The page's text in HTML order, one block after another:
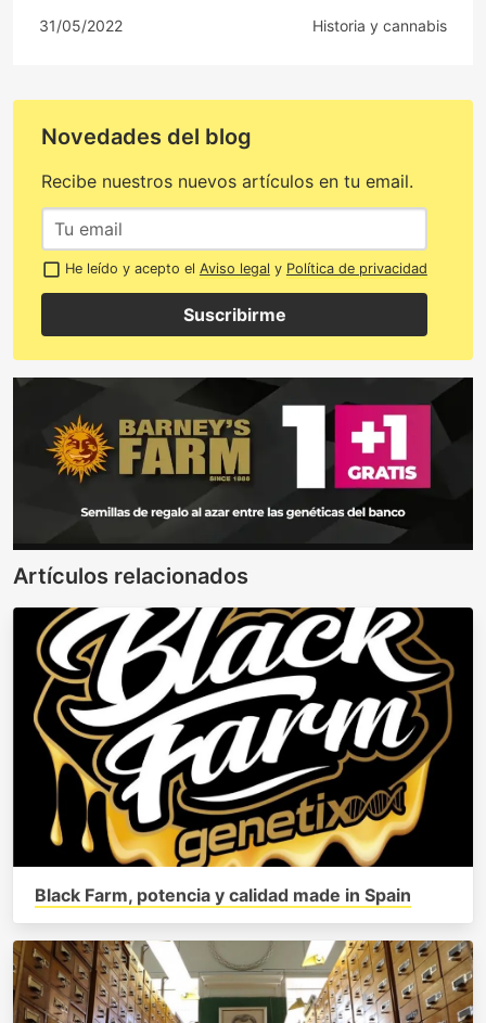
31/05/2022 Historia y cannabis
Novedades del blog
Recibe nuestros nuevos artículos en tu email.
He leído y acepto el Aviso legal y Política de privacidad
Suscribirme
Artículos relacionados
Black Farm, potencia y calidad made in Spain